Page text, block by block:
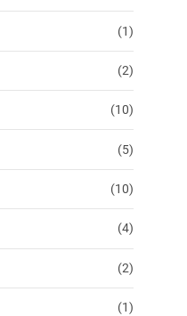
(1)
(2)
(10)
(5)
(10)
(4)
(2)
(1)